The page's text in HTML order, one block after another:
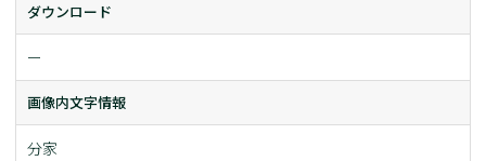
ダウンロード
ー
画像内文字情報
分家